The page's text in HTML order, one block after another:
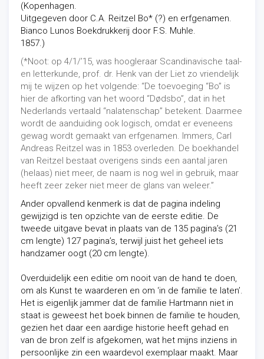
(Kopenhagen.
Uitgegeven door C.A. Reitzel Bo* (?) en erfgenamen.
Bianco Lunos Boekdrukkerij door F.S. Muhle.
1857.)
(*Noot: op 4/1/’15, was hoogleraar Scandinavische taal-
en letterkunde, prof. dr. Henk van der Liet zo vriendelijk
mij te wijzen op het volgende: “De toevoeging “Bo” is
hier de afkorting van het woord “Dødsbo”, dat in het
Nederlands vertaald “nalatenschap” betekent. Daarmee
wordt de aanduiding ook logisch, omdat er eveneens
gewag wordt gemaakt van erfgenamen. Immers, Carl
Andreas Reitzel was in 1853 overleden. De boekhandel
van Reitzel bestaat overigens sinds een aantal jaren
(helaas) niet meer, de naam is nog wel in gebruik, maar
heeft zeer zeker niet meer de glans van weleer.”
Ander opvallend kenmerk is dat de pagina indeling
gewijzigd is ten opzichte van de eerste editie. De
tweede uitgave bevat in plaats van de 135 pagina’s (21
cm lengte) 127 pagina’s, terwijl juist het geheel iets
handzamer oogt (20 cm lengte).
Overduidelijk een editie om nooit van de hand te doen,
om als Kunst te waarderen en om ‘in de familie te laten’.
Het is eigenlijk jammer dat de familie Hartmann niet in
staat is geweest het boek binnen de familie te houden,
gezien het daar een aardige historie heeft gehad en
van de bron zelf is afgekomen, wat het mijns inziens in
persoonlijke zin een waardevol exemplaar maakt. Maar